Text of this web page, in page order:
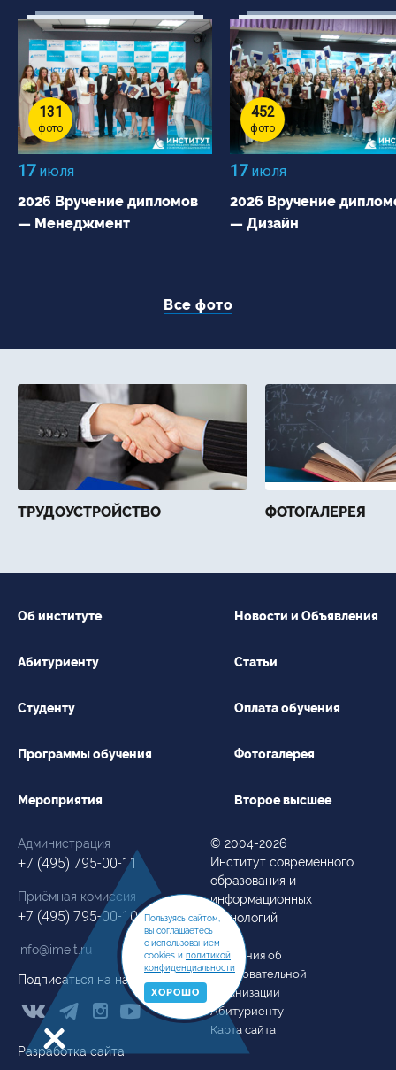
131
фото
17июля
2026 Вручение дипломов
— Менеджмент
452
фото
17июля
2026 Вручение
— Дизайн
Все фото
ТРУДОУСТРОЙСТВО ФОТОГАЛЕРЕЯ
Об институте
Абитуриенту
Студенту
Программы обучения
Мероприятия
Новости и Объявления
Статьи
Оплата обучения
Фотогалерея
Второе высшее
Подписаться на нас
  
Разработка сайта
Администрация
+7 (495) 795-00-11
Приёмная комиссия
+7 (495) 795-00-10
info@imeit.ru
© 2004-2026
Институт современного
образования и
информационных
технологий
Сведения об
образовательной
организации
Абитуриенту
Карта сайта
Пользуясь сайтом,
вы соглашаетесь
с использованием
cookies и политикой
конфиденциальности
ХОРОШО